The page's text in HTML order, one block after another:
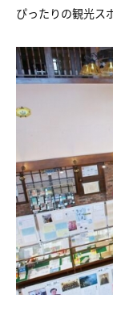
ぴったりの観光ス